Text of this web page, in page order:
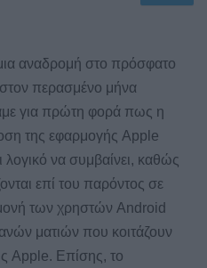
αναδρομή στο πρόσφατο
περασμένο μήνα
για πρώτη φορά πως η
της εφαρμογής Apple
λογικό να συμβαίνει, καθώς
επί του παρόντος σε
των χρηστών Android
ματιών που κοιτάζουν
Apple. Επίσης, το